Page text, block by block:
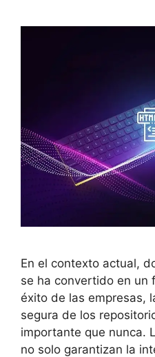
En el contexto actual,
se ha convertido en un
éxito de las empresas,
segura de los
importante que nunca.
no solo garantizan la